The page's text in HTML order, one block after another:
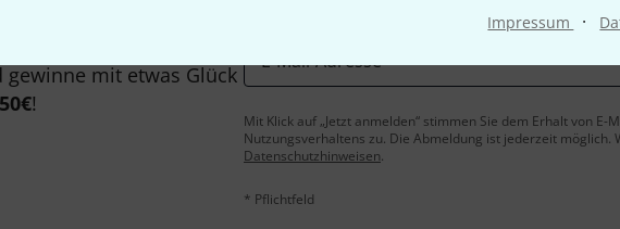
Impressum ·
mit etwas Glück
50€!
E-Mail-Adresse*
Mit Klick auf „Jetzt anmelden“ stimmen Sie dem Erhalt von
Nutzungsverhaltens zu. Die Abmeldung ist jederzeit
Datenschutzhinweisen.
* Pflichtfeld